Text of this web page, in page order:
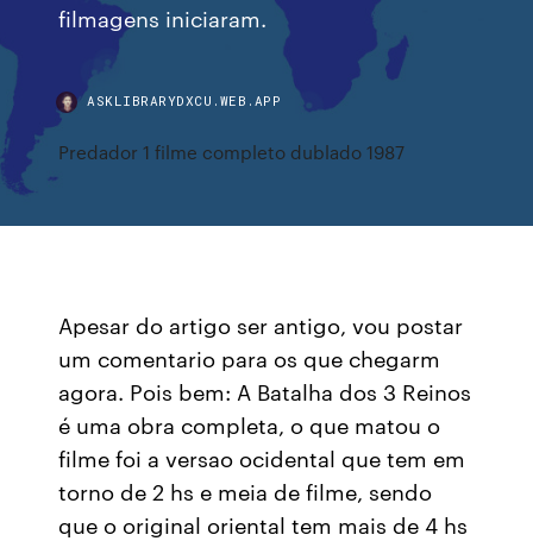
filmagens iniciaram.
ASKLIBRARYDXCU.WEB.APP
Predador 1 filme completo dublado 1987
Apesar do artigo ser antigo, vou postar
um comentario para os que chegarm
agora. Pois bem: A Batalha dos 3 Reinos
é uma obra completa, o que matou o
filme foi a versao ocidental que tem em
torno de 2 hs e meia de filme, sendo
que o original oriental tem mais de 4 hs